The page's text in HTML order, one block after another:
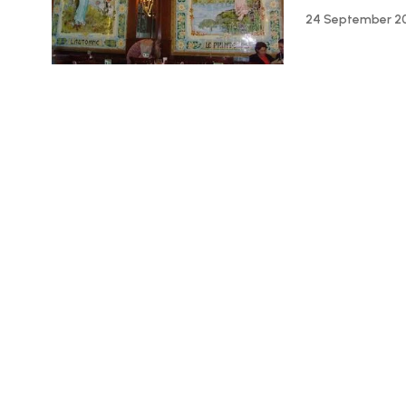
24 September